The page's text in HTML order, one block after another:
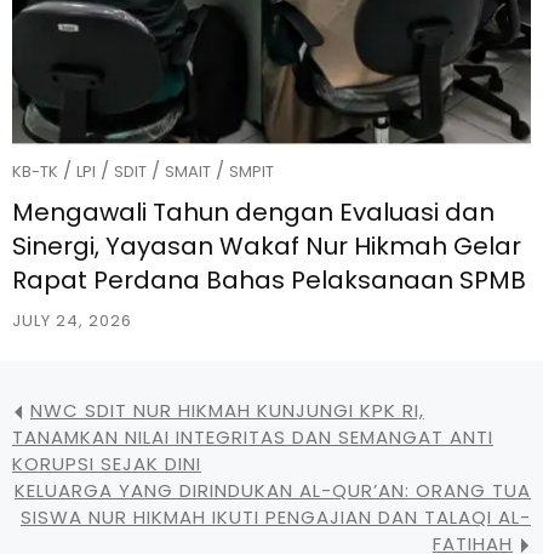
KB-TK / LPI / SDIT / SMAIT / SMPIT
Mengawali Tahun dengan Evaluasi dan
Sinergi, Yayasan Wakaf Nur Hikmah Gelar
Rapat Perdana Bahas Pelaksanaan SPMB
JULY 24, 2026
NWC SDIT NUR HIKMAH KUNJUNGI KPK RI,
TANAMKAN NILAI INTEGRITAS DAN SEMANGAT ANTI
KORUPSI SEJAK DINI
KELUARGA YANG DIRINDUKAN AL-QUR’AN: ORANG TUA
SISWA NUR HIKMAH IKUTI PENGAJIAN DAN TALAQI AL-
FATIHAH